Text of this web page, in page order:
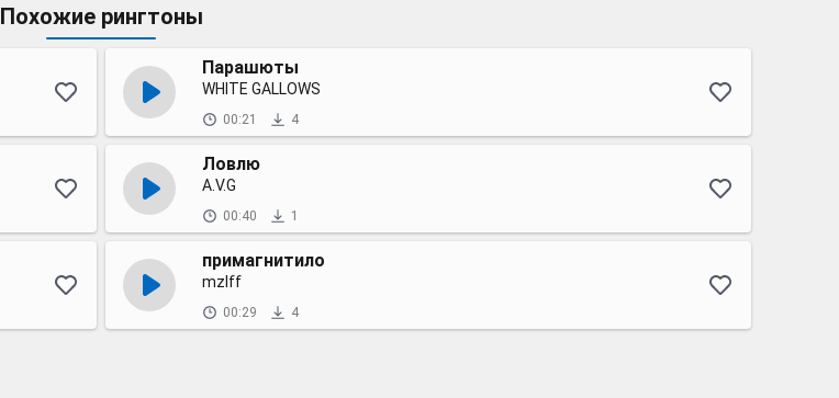
Похожие рингтоны
Парашюты
WHITE GALLOWS
00:21 4
Ловлю
A.V.G
00:40 1
примагнитило
mzlff
00:29 4